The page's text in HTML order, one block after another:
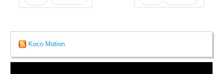
Koco Motion